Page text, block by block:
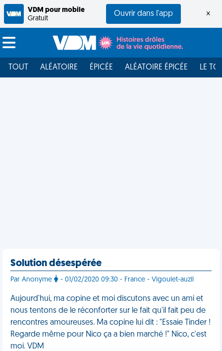
VDM pour mobile
Gratuit
Ouvrir dans l'app ×
TOUT ALÉATOIRE ÉPICÉE ALÉATOIRE ÉPICÉE LE
Solution désespérée
Par Anonyme - 01/02/2020 09:30 - France - Vigoulet-auzil
Aujourd'hui, ma copine et moi discutons avec un ami et
nous tentons de le réconforter sur le fait qu'il fait peu de
rencontres amoureuses. Ma copine lui dit : "Essaie Tinder !
Regarde même pour Nico ça a bien marché !" Nico, c'est
moi. VDM